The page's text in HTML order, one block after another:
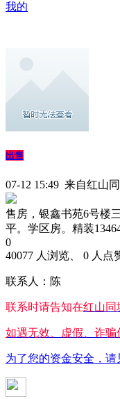
我的
出售
07-12 15:49 来自红山
售房，银鑫书苑6号楼
平。学区房。精装
0
40077 人浏览、 0 人点
联系人：陈
联系时请告知在红山同
如遇无效、虚假、诈
为了您的资金安全，